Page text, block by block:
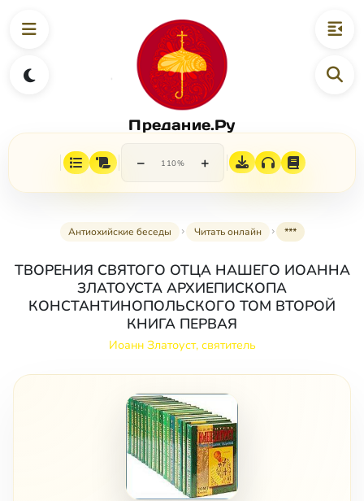
Предание.Ру
− 110% +
Антиохийские беседы Читать онлайн ***
ТВОРЕНИЯ СВЯТОГО ОТЦА НАШЕГО ИОАННА
ЗЛАТОУСТА АРХИЕПИСКОПА
КОНСТАНТИНОПОЛЬСКОГО ТОМ ВТОРОЙ
КНИГА ПЕРВАЯ
Иоанн Златоуст, святитель